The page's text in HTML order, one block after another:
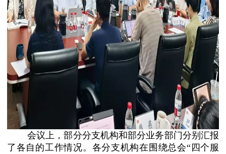
会议上，部分分支机构和部分业务部门分别汇报
了各自的工作情况。各分支机构在围绕总会“四个服